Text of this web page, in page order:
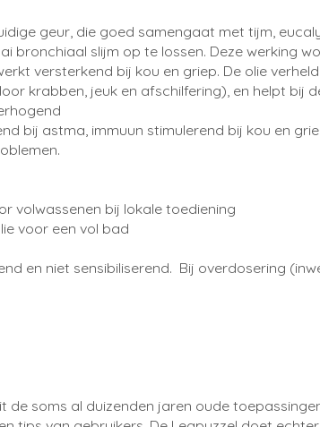
geur, die goed samengaat met tijm,
slijm op te lossen. Deze werking
versterkend bij kou en griep. De olie
krabben, jeuk en afschilfering), en helpt bij
bij astma, immuun stimulerend bij kou en
volwassenen bij lokale toediening
voor een vol bad
en niet sensibiliserend. Bij overdosering
de soms al duizenden jaren oude